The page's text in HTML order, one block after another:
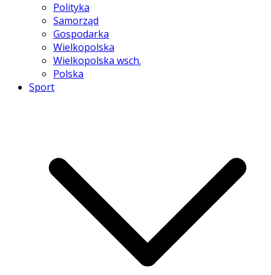
Polityka
Samorząd
Gospodarka
Wielkopolska
Wielkopolska wsch.
Polska
Sport